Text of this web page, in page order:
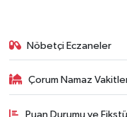
Nöbetçi Eczaneler
Çorum Namaz
Puan Durumu ve